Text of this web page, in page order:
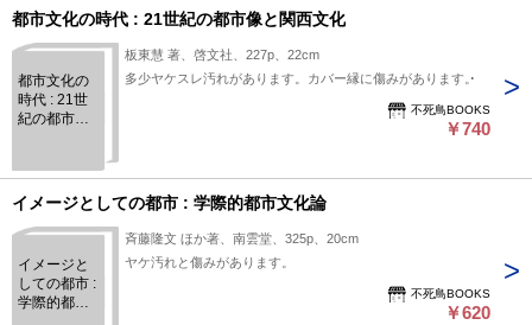
都市文化の時代 : 21世紀の都市像と関西文化
都市文化の
時代 : 21世
紀の都市像
板東慧 著、啓文社、227p、22cm
多少ヤケスレ汚れがあります。カバー縁に傷みがあります。
不死鳥BOOKS
￥740
イメージとしての都市 : 学際的都市文化論
イメージと
しての都市 :
学際的都市
斉藤隆文 ほか著、南雲堂、325p、20cm
ヤケ汚れと傷みがあります。
不死鳥BOOKS
￥620